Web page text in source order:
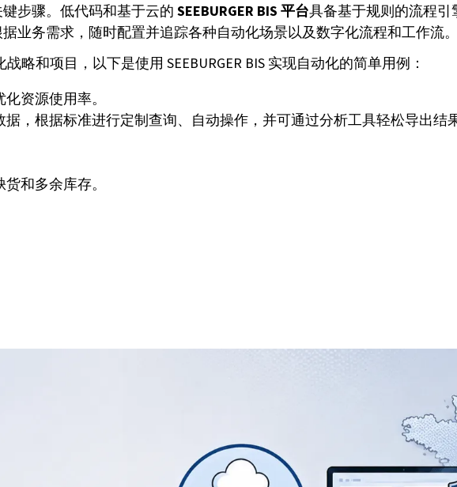
步骤。低代码和基于云的 SEEBURGER BIS 平台具备基于规则的流程
业务需求，随时配置并追踪各种自动化场景以及数字化流程和工作流。
略和项目，以下是使用 SEEBURGER BIS 实现自动化的简单用例：
资源使用率。
，根据标准进行定制查询、自动操作，并可通过分析工具轻松导出结果
和多余库存。